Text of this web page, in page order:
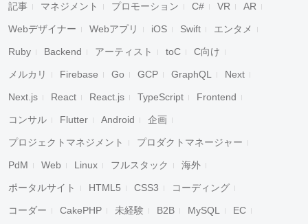
キャンセル 検索
記事 マネジメント プロモーション C# VR AR
Webデザイナー Webアプリ iOS Swift エンタメ
Ruby Backend アーティスト toC C向け
メルカリ Firebase Go GCP GraphQL Next
Next.js React React.js TypeScript Frontend
コンサル Flutter Android 企画
プロジェクトマネジメント プロダクトマネージャー
PdM Web Linux フルスタック 海外
ポータルサイト HTML5 CSS3 コーディング
コーダー CakePHP 未経験 B2B MySQL EC